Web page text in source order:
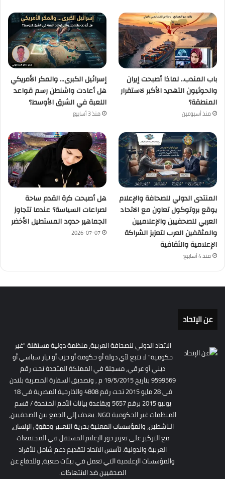
باب المندب.. لماذا أصبحت إيران
والحوثيون التهديد الأكبر لاستقرار
المنطقة؟
منذ أسبوعين
إسرائيل الكبرى… والمكر الأمريكي
هل أعادت واشنطن رسم قواعد
اللعبة في الشرق الأوسط؟
منذ 3 أسابيع
المنتدى الدولي للصحافة والإعلام
يوقع بروتوكول تعاون مع الاتحاد
العربي للصحفيين والإعلاميين
والمثقفين العرب لتعزيز الشراكة
الإعلامية والثقافية
منذ 4 أسابيع
هل أصبحت كرة القدم ساحة
لصراعات السياسة؟ عندما تتجاوز
الجماهير حدود المستطيل الأخضر
2026-07-07
عن الإتحاد
الاتحاد الدولي للصحافة العربية، منظمة دولية مستقلة "غير
حكومية" لا تتبع لأي دولة أو حكومة أو حزب أو تيار سياسي أو
ديني أو عرقي، مسجلة في المملكة المتحدة تحت رقم
9599569 بتاريخ 19/5/2015 م , وتصديق السفارة المصرية بلندن
فى 28 مايو 2015 تحت رقم 4808 والخارجية المصرية فى 18
يونيو 2015 برقم 5657 وبقاعدة بيانات الأمم المتحدة / قسم
المنظمات غير الحكومية NGO. يهدف إلى الجمع بين الصحفيين،
الناشطين، والمؤسسات المعنية بحرية التعبير وحقوق الإنسان،
مع التركيز على تعزيز دور الإعلام المستقل في المجتمعات
العربية والدولية. تأسس الاتحاد لتقديم دعم شامل للأفراد
والمؤسسات الإعلامية التي تعمل في بيئات صعبة، وللدفاع عن
الصحفيين ضد الانتهاكات.